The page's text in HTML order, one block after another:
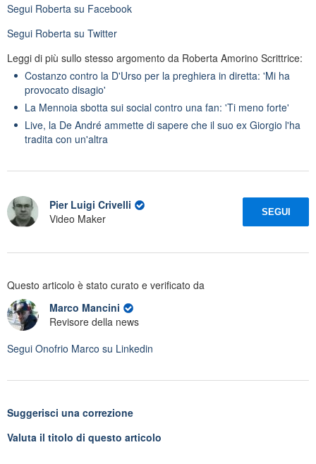
Segui Roberta su Facebook
Segui Roberta su Twitter
Leggi di più sullo stesso argomento da Roberta Amorino Scrittrice:
Costanzo contro la D'Urso per la preghiera in diretta: 'Mi ha
provocato disagio'
La Mennoia sbotta sui social contro una fan: 'Ti meno forte'
Live, la De André ammette di sapere che il suo ex Giorgio l'ha
tradita con un'altra
Pier Luigi Crivelli
Video Maker
SEGUI
Questo articolo è stato curato e verificato da
Marco Mancini
Revisore della news
Segui Onofrio Marco su Linkedin
Suggerisci una correzione
Valuta il titolo di questo articolo